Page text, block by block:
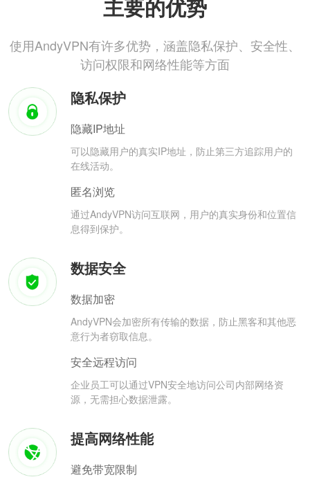
主要的优势
使用AndyVPN有许多优势，涵盖隐私保护、安全性、
访问权限和网络性能等方面
隐私保护
隐藏IP地址
可以隐藏用户的真实IP地址，防止第三方追踪用户的
在线活动。
匿名浏览
通过AndyVPN访问互联网，用户的真实身份和位置信
息得到保护。
数据安全
数据加密
AndyVPN会加密所有传输的数据，防止黑客和其他恶
意行为者窃取信息。
安全远程访问
企业员工可以通过VPN安全地访问公司内部网络资
源，无需担心数据泄露。
提高网络性能
避免带宽限制